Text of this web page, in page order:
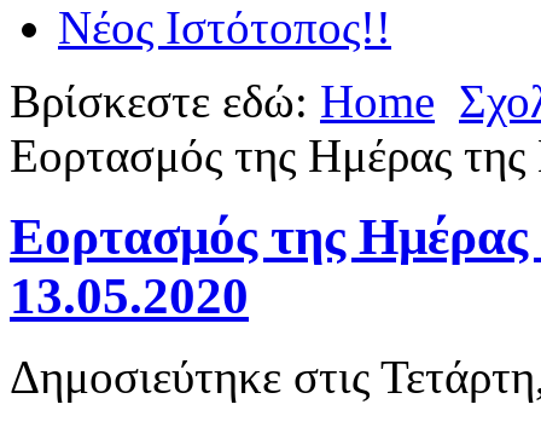
Νέος Ιστότοπος!!
Βρίσκεστε εδώ: Home
Εορτασμός της Ημέρας
Εορτασμός της
13.05.2020
Δημοσιεύτηκε στις